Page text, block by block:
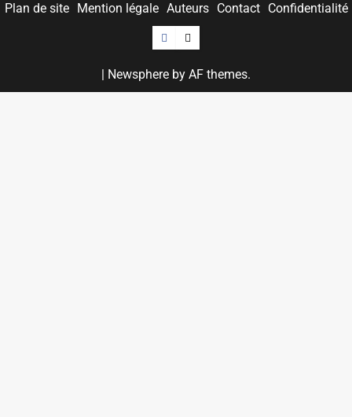
Plan de site Mention légale Auteurs Contact Confidentialité
Facebook
Twitter
| Newsphere by AF themes.